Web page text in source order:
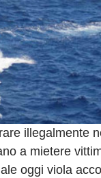
illegalmente
a mietere
oggi viola